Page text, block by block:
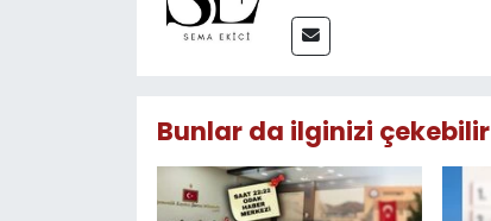
Bunlar da ilginizi çekebilir